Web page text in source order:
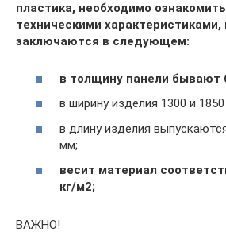
пластика, необходимо
техническими характеристиками,
заключаются в следующем:
в толщину панели бывают
в ширину изделия 1300 и
в длину изделия
мм;
весит материал
кг/м2;
ВАЖНО!